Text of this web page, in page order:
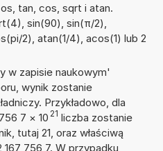
tan, cos, sqrt i atan.
sin(90), sin(π/2),
2), atan(1/4), acos(1) lub 2
w zapisie naukowym'
wynik zostanie
Przykładowo, dla
7 × 10 21 liczba zostanie
tutaj 21, oraz właściwą
756 7. W przypadku